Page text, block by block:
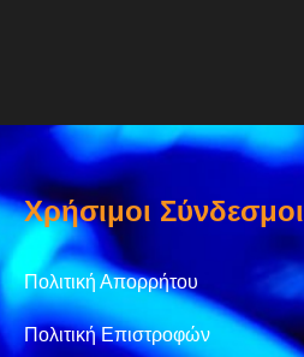
Χρήσιμοι Σύνδεσμοι
Πολιτική Απορρήτου
Πολιτική Επιστροφών